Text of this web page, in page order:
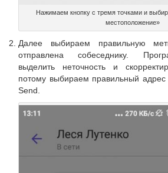
Нажимаем кнопку с тремя точками и
местоположение»
Далее выбираем правильную
отправлена собеседнику.
выделить неточность и
потому выбираем правильный
Send.